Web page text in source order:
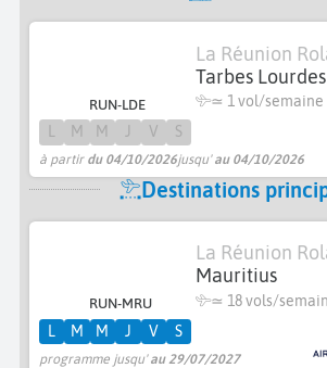
RUN-LDE
La Réunion
Tarbes
≃ 1 vol/semaine
à partir du 04/10/2026jusqu'au 04/10/2026
L M M J V S
Destinations
RUN-MRU
La Réunion
Mauritius
≃ 18 vols/
programme jusqu'au 29/07/2027
L M M J V S